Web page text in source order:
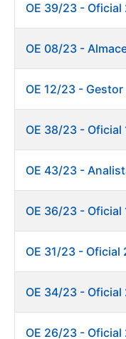
OE 08/23 -
OE 38/23 - Oficial
OE 43/23 -
OE 34/23 - Oficial